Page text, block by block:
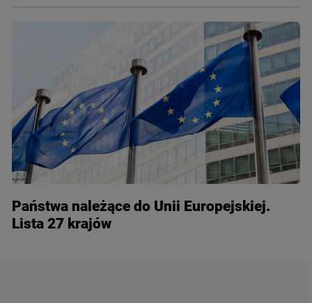
Państwa należące do Unii Europejskiej.
Lista 27 krajów